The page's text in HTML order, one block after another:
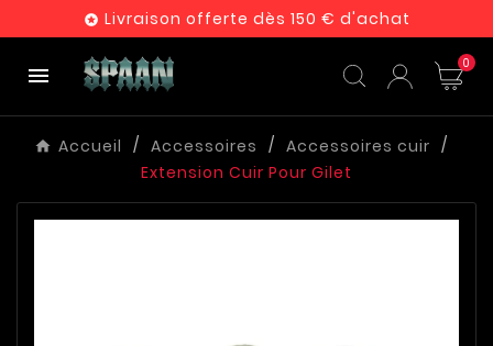
 Livraison offerte dès 150 € d'achat
 0
Accueil Accessoires
Accessoires cuir
Extension Cuir Pour Gilet